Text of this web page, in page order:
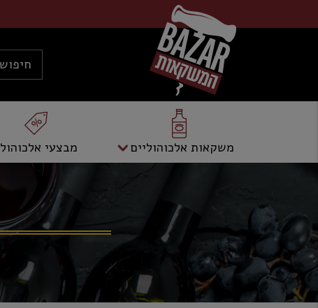
משקאות אלכוהוליים מבצעי אלכוהול